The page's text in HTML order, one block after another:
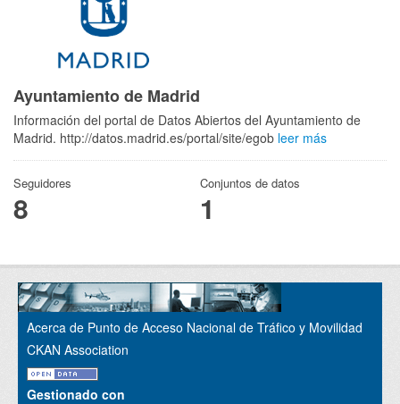
Ayuntamiento de Madrid
Información del portal de Datos Abiertos del Ayuntamiento de
Madrid. http://datos.madrid.es/portal/site/egob leer más
Seguidores
8
Conjuntos de datos
1
Acerca de Punto de Acceso Nacional de Tráfico y Movilidad
CKAN Association
Gestionado con